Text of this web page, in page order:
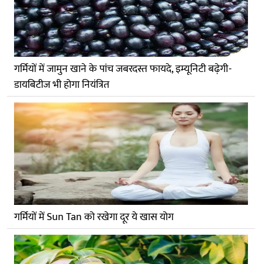
गर्मियों में जामुन खाने के पांच जबरदस्त फायदे, इम्यूनिटी बढ़ेगी-
डायबिटीज भी होगा नियंत्रित
गर्मियों में Sun Tan को रखेगा दूर ये खास योग